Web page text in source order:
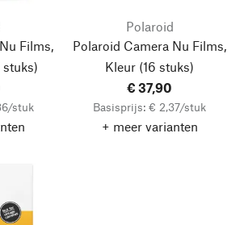
Films,
stuks)
stuk
Polaroid
Polaroid Camera Nu Films,
Kleur (16 stuks)
€ 37,90
Basisprijs: € 2,37/stuk
+ meer varianten